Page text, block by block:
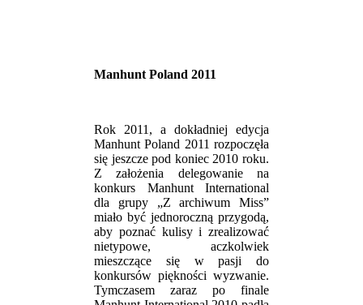
Manhunt Poland 2011
Rok 2011, a dokładniej edycja
Manhunt Poland 2011 rozpoczęła
się jeszcze pod koniec 2010 roku.
Z założenia delegowanie na
konkurs Manhunt International
dla grupy „Z archiwum Miss”
miało być jednoroczną przygodą,
aby poznać kulisy i zrealizować
nietypowe, aczkolwiek
mieszczące się w pasji do
konkursów piękności wyzwanie.
Tymczasem zaraz po finale